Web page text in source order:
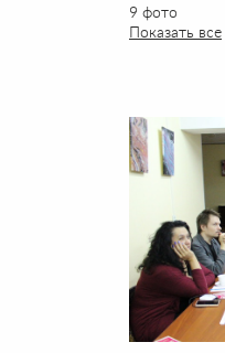
9 фото
Показать все